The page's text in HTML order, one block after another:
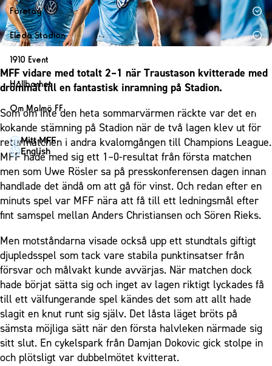
Biljetter till bortamatcher
Biljettvillkor
Ledarstab
Damlaget
Spelare
Ledarstab
MFF Ungdom
Sommarfotboll
Skånecupen
Fotbollsskolan
Fotbollsnätverket
P19
P17
F17
Malmö Trophy
Företag
Bli företagspartner
Nätverket
Klubbstolar
Partner dam
Eleda Stadion
Eleda Stadion
Erics Bar & Restaurang
Matchdag på Eleda Stadion
MFF-museet & rundvandringar
1910 Event
1910 Event
Konferens
Möte
Mässa
Sommarfest
Julshow
Inspiration
Vanliga frågor om 1910 Event
Hållbarhet
Hållbarhet
Himmelsblå framtid – en match för miljön
MFF i samhället
Laget för alla
Nattfotboll
Himmelsblå Tillsammans
Karriärakademin
Grundskolefotboll mot rasismer
Skolakademier
Fonder
Om Malmö FF
Om Malmö FF
Kontakt
Press och media
Historik – herrlaget
Historik – damlaget
Närstående organisationer
Policydokument
Personuppgiftspolicy
Mitt MFF
English
MFF vidare med totalt 2–1 när Traustason kvitterade med
drömmål till en fantastisk inramning på Stadion.
Som om inte den heta sommarvärmen räckte var det en
kokande stämning på Stadion när de två lagen klev ut för
returmatchen i andra kvalomgången till Champions League.
MFF hade med sig ett 1–0-resultat från första matchen
men som Uwe Rösler sa på presskonferensen dagen innan
handlade det ändå om att gå för vinst. Och redan efter en
minuts spel var MFF nära att få till ett ledningsmål efter
fint samspel mellan Anders Christiansen och Sören Rieks.
Men motståndarna visade också upp ett stundtals giftigt
djupledsspel som tack vare stabila punktinsatser från
försvar och målvakt kunde avvärjas. När matchen dock
hade börjat sätta sig och inget av lagen riktigt lyckades få
till ett välfungerande spel kändes det som att allt hade
slagit en knut runt sig själv. Det låsta läget bröts på
sämsta möjliga sätt när den första halvleken närmade sig
sitt slut. En cykelspark från Damjan Dokovic gick stolpe in
och plötsligt var dubbelmötet kvitterat.